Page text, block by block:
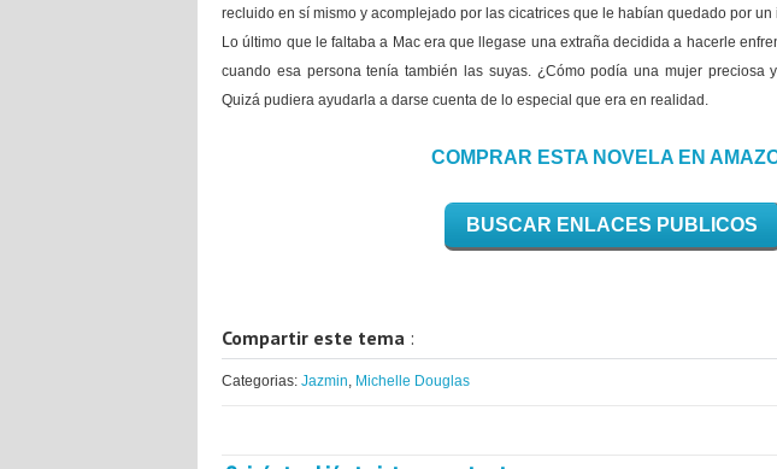
recluido en sí mismo y acomplejado por las cicatrices que le habían quedado por un
Lo último que le faltaba a Mac era que llegase una extraña decidida a hacerle
cuando esa persona tenía también las suyas. ¿Cómo podía una mujer preciosa
Quizá pudiera ayudarla a darse cuenta de lo especial que era en realidad.
COMPRAR ESTA NOVELA EN
BUSCAR ENLACES PUBLICOS
Compartir este tema :
Categorias: Jazmin, Michelle Douglas